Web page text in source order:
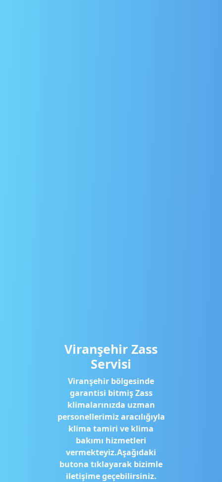
Viranşehir Zass
Servisi
Viranşehir bölgesinde
garantisi bitmiş Zass
klimalarınızda uzman
personellerimiz aracılığıyla
klima tamiri ve klima
bakımı hizmetleri
vermekteyiz.Aşağıdaki
butona tıklayarak bizimle
iletişime geçebilirsiniz.